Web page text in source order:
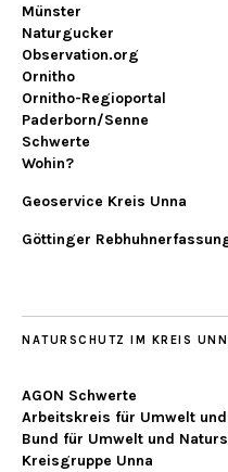
Münster
Naturgucker
Observation.org
Ornitho
Ornitho-Regioportal
Paderborn/Senne
Schwerte
Wohin?
Geoservice Kreis Unna
Göttinger
NATURSCHUTZ IM KREIS
AGON Schwerte
Arbeitskreis für Umwelt und
Bund für Umwelt und
Kreisgruppe Unna